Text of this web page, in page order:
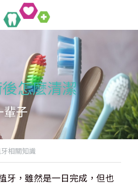
程
日全口重建
牙
集
怎麼清潔
輩子
相關知識
牙，雖然是一日完成，但也